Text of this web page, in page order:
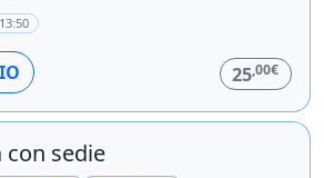
25,00€
con sedie